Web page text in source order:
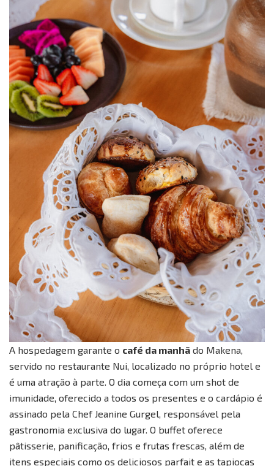
A hospedagem garante o café da manhã do Makena,
servido no restaurante Nui, localizado no próprio hotel e
é uma atração à parte. O dia começa com um shot de
imunidade, oferecido a todos os presentes e o cardápio é
assinado pela Chef Jeanine Gurgel, responsável pela
gastronomia exclusiva do lugar. O buffet oferece
pâtisserie, panificação, frios e frutas frescas, além de
itens especiais como os deliciosos parfait e as tapiocas